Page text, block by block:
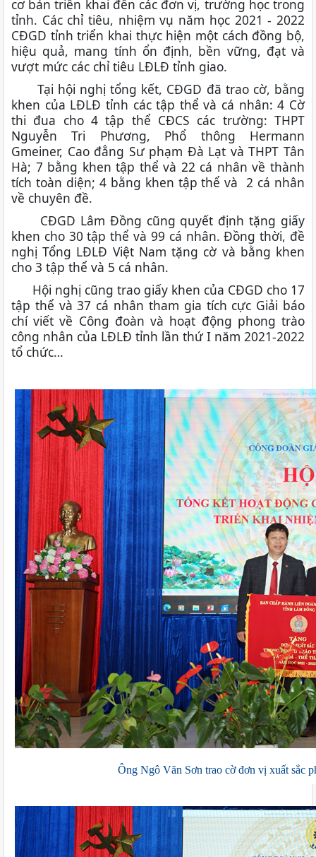
cơ bản triển khai đến các đơn vị, trường học trong
tỉnh. Các chỉ tiêu, nhiệm vụ năm học 2021 - 2022
CĐGD tỉnh triển khai thực hiện một cách đồng bộ,
hiệu quả, mang tính ổn định, bền vững, đạt và
vượt mức các chỉ tiêu LĐLĐ tỉnh giao.
Tại hội nghị tổng kết, CĐGD đã trao cờ, bằng
khen của LĐLĐ tỉnh các tập thể và cá nhân: 4 Cờ
thi đua cho 4 tập thể CĐCS các trường: THPT
Nguyễn Tri Phương, Phổ thông Hermann
Gmeiner, Cao đẳng Sư phạm Đà Lạt và THPT Tân
Hà; 7 bằng khen tập thể và 22 cá nhân về thành
tích toàn diện; 4 bằng khen tập thể và 2 cá nhân
về chuyên đề.
CĐGD Lâm Đồng cũng quyết định tặng giấy
khen cho 30 tập thể và 99 cá nhân. Đồng thời, đề
nghị Tổng LĐLĐ Việt Nam tặng cờ và bằng khen
cho 3 tập thể và 5 cá nhân.
Hội nghị cũng trao giấy khen của CĐGD cho 17
tập thể và 37 cá nhân tham gia tích cực Giải báo
chí viết về Công đoàn và hoạt động phong trào
công nhân của LĐLĐ tỉnh lần thứ I năm 2021-2022
tổ chức…
Ông Ngô Văn Sơn trao cờ đơn vị xuất sắc